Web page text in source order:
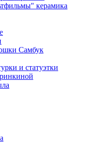
керамика
Самбук
и статуэтки